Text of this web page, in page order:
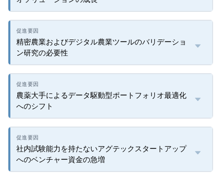
精密農業およびデジタル農業ツールのバリデーショ
ン研究の必要性
農薬大手によるデータ駆動型ポートフォリオ最適化
へのシフト
社内試験能力を持たないアグテックスタートアップ
へのベンチャー資金の急増